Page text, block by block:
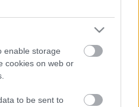
enable storage
cookies on web or
to be sent to
- Magyarország